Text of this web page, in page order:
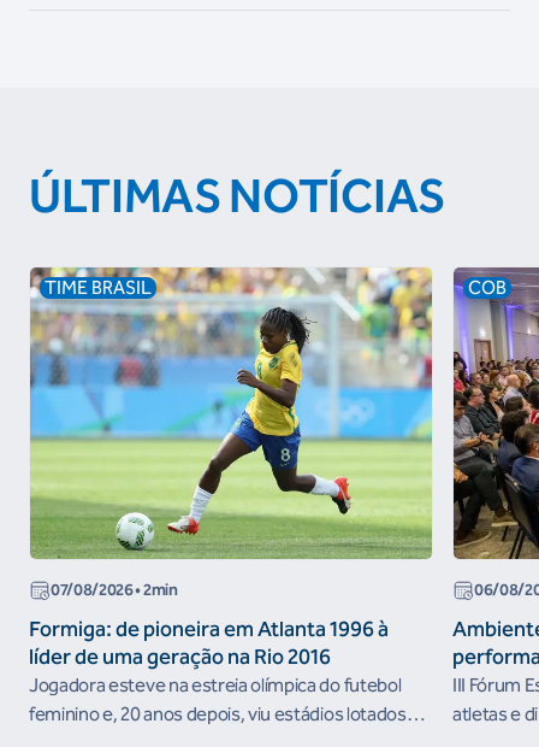
ÚLTIMAS NOTÍCIAS
TIME BRASIL
07/08/2026• 2min
Formiga: de pioneira em Atlanta 1996 à
líder de uma geração na Rio 2016
Jogadora esteve na estreia olímpica do futebol
feminino e, 20 anos depois, viu estádios lotados
COB
06/08/
III Fórum
atletas e